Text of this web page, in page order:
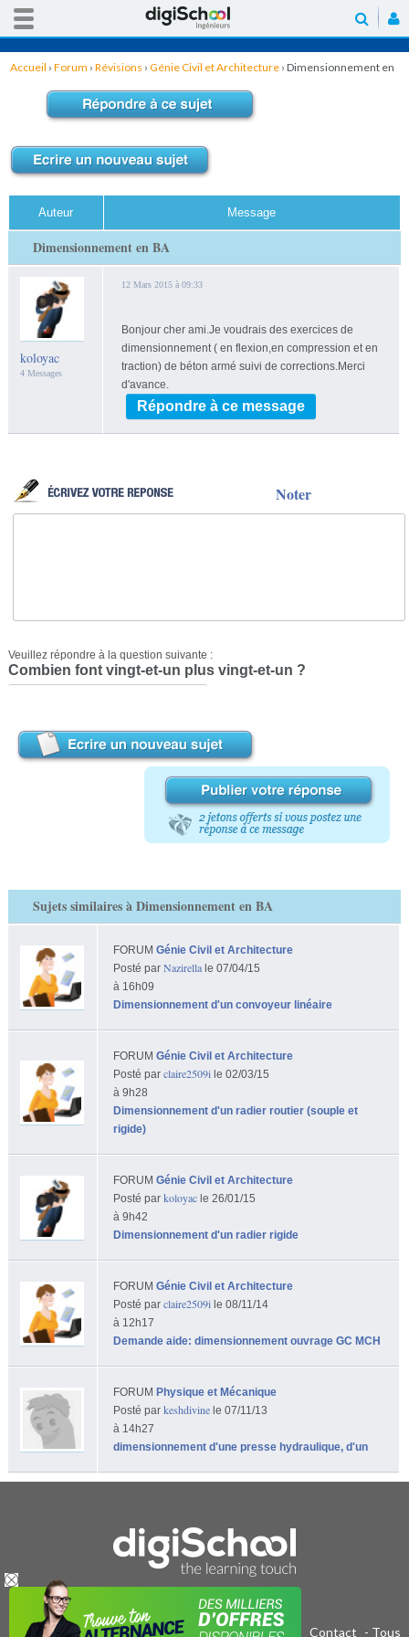
Accueil › Forum › Révisions › Génie Civil et Architecture › Dimensionnement en
Auteur Message
Dimensionnement en BA
koloyac
4 Messages
12 Mars 2015 à 09:33
Bonjour cher ami.Je voudrais des exercices de
dimensionnement ( en flexion,en compression et en
traction) de béton armé suivi de corrections.Merci
d'avance.
Répondre à ce message
Noter
Veuillez répondre à la question suivante :
Combien font vingt-et-un plus vingt-et-un ?
Sujets similaires à Dimensionnement en BA
FORUM Génie Civil et Architecture
Posté par Nazirellale 07/04/15
à 16h09
Dimensionnement d'un convoyeur linéaire
FORUM Génie Civil et Architecture
Posté par claire2509ile 02/03/15
à 9h28
Dimensionnement d'un radier routier (souple et
rigide)
FORUM Génie Civil et Architecture
Posté par koloyacle 26/01/15
à 9h42
Dimensionnement d'un radier rigide
FORUM Génie Civil et Architecture
Posté par claire2509ile 08/11/14
à 12h17
Demande aide: dimensionnement ouvrage GC MCH
FORUM Physique et Mécanique
Posté par keshdivinele 07/11/13
à 14h27
dimensionnement d'une presse hydraulique, d'un
Publicité sur le réseau digiSchool - C.G.U/C.G.V Contact - Tous